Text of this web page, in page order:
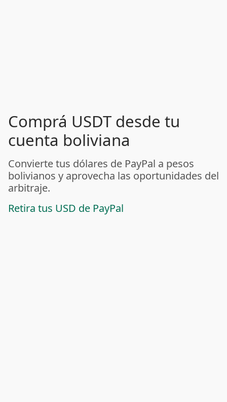
Comprá USDT desde tu
cuenta boliviana
Convierte tus dólares de PayPal a pesos
bolivianos y aprovecha las oportunidades del
arbitraje.
Retira tus USD de PayPal